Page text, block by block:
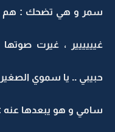
سمر و هي تضحك : هم
غيييييير ، غيرت
حبيبي .. يا سموي الصغير
سامي و هو يبعدها